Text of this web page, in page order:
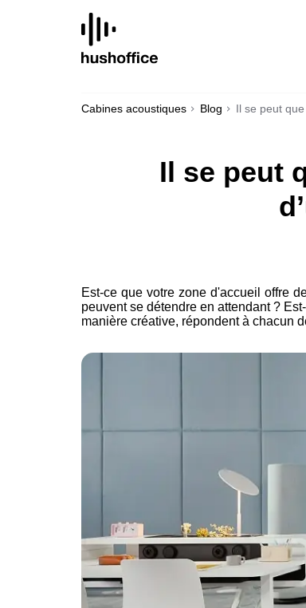
Cabines acoustiques Blog Il se peut
Il se peut
Est-ce que votre zone d'accueil offre
peuvent se détendre en attendant ?
manière créative, répondent à chacun